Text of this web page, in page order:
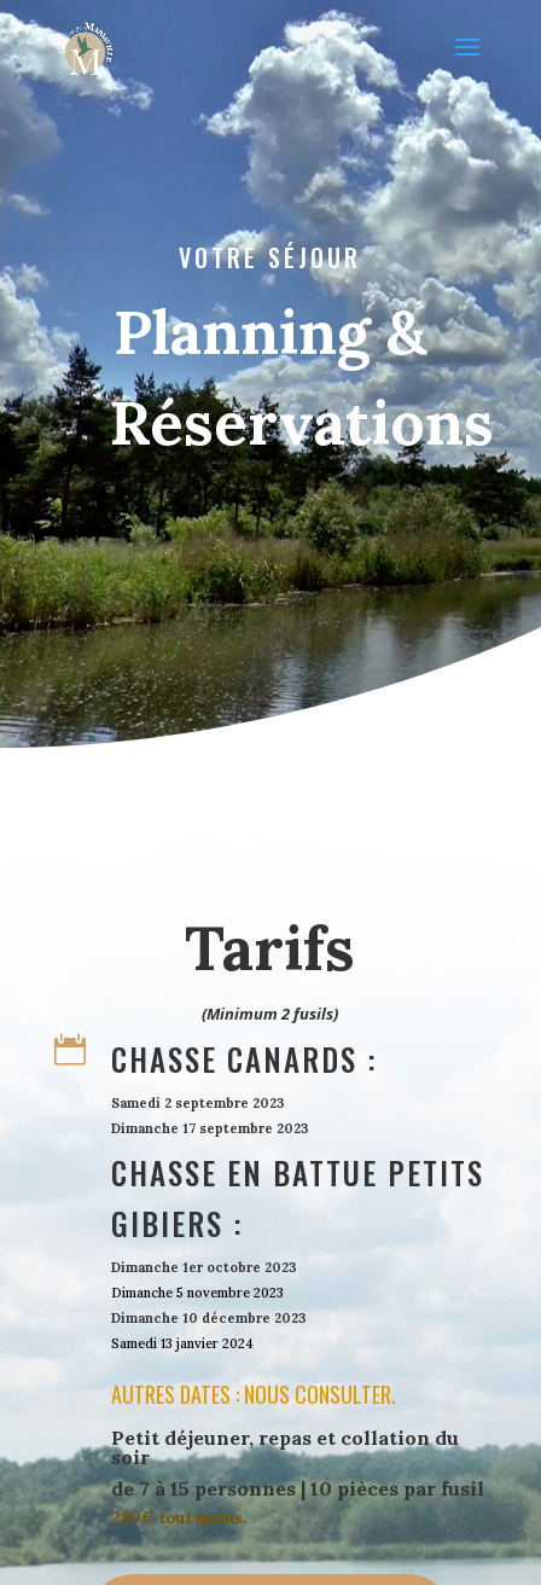
VOTRE SÉJOUR
Planning &
Réservations
Tarifs
(Minimum 2 fusils)
 CHASSE CANARDS :
Samedi2 septembre 2023
Dimanche 17 septembre 2023
CHASSE EN BATTUE PETITS
GIBIERS :
Dimanche 1er octobre 2023
Dimanche 5 novembre 2023
Dimanche 10 décembre 2023
Samedi 13 janvier 2024
AUTRES DATES : NOUS CONSULTER.
Petit déjeuner, repas et collation du
soir
de 7 à 15 personnes | 10 pièces par fusil
280€ tout inclus.